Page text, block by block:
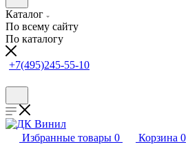
Каталог
По всему сайту
По каталогу
+7(495)245-55-10
Избранные товары 0 Корзина 0